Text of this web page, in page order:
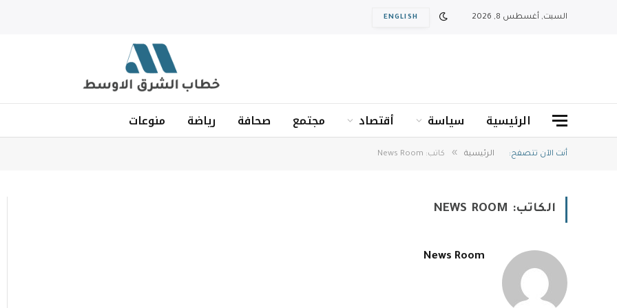
السبت, أغسطس 8, 2026 ENGLISH
الرئيسية سياسة أقتصاد مجتمع صحافة رياضة منوعات
أنت الآن تتصفح: الرئيسية » كاتب: News Room
الكاتب: NEWS ROOM
News Room